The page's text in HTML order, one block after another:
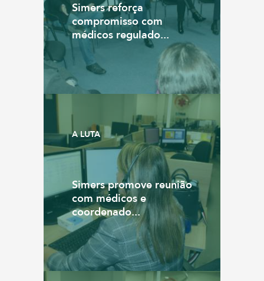
Simers reforça
compromisso com
médicos regulado...
A LUTA
Simers promove reunião
com médicos e
coordenado...